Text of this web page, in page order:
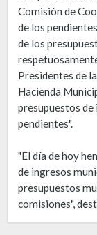
Comisión de
de los
de los
Presidentes de
Hacienda
presupuestos
pendientes".
"El día de hoy
de ingresos
presupuestos
comisiones",